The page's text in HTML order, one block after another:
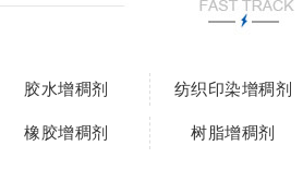
胶水增稠剂 纺织印染增稠剂
橡胶增稠剂 树脂增稠剂